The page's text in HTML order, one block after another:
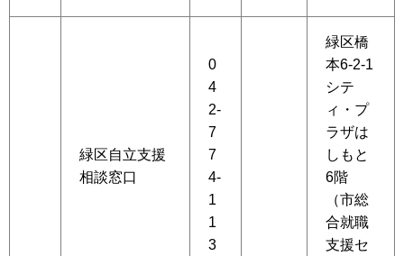
緑区自立支援
相談窓口
0
4
2-
7
7
4-
1
1
3
緑区橋
本6-2-1
シテ
ィ・プ
ラザは
しもと
6階
（市総
合就職
支援セ